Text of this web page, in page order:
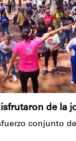
conjunto